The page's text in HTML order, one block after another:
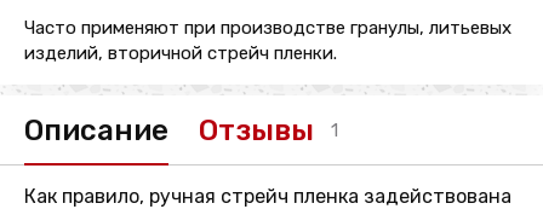
Часто применяют при производстве гранулы, литьевых
изделий, вторичной стрейч пленки.
Описание Отзывы 1
Как правило, ручная стрейч пленка задействована